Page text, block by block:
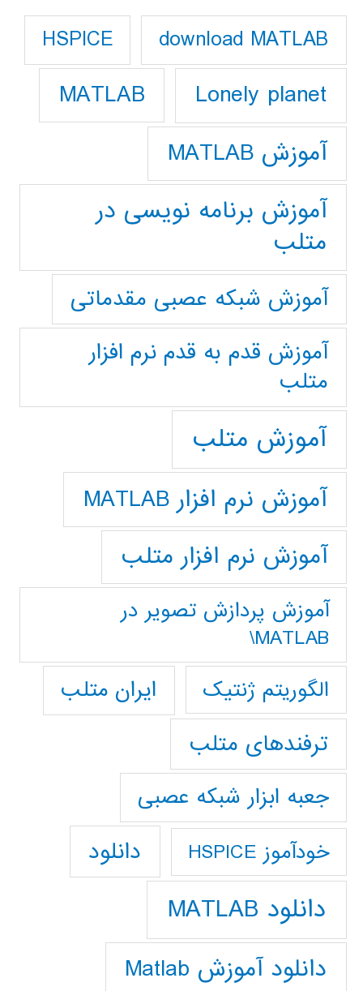
download MATLAB
HSPICE
Lonely planet
MATLAB
آموزش MATLAB
آموزش برنامه نویسی در
متلب
آموزش شبکه عصبی مقدماتی
آموزش قدم به قدم نرم افزار
متلب
آموزش متلب
آموزش نرم افزار MATLAB
آموزش نرم افزار متلب
آموزش پردازش تصوير در
MATLAB\
الگوریتم ژنتیک
ایران متلب
ترفندهای متلب
جعبه ابزار شبکه عصبی
خودآموز HSPICE دانلود
دانلود MATLAB
دانلود آموزش Matlab